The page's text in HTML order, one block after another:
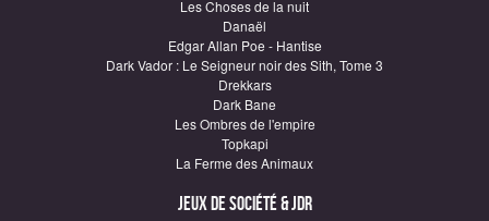
Les Choses de la nuit
Danaël
Edgar Allan Poe - Hantise
Dark Vador : Le Seigneur noir des Sith, Tome 3
Drekkars
Dark Bane
Les Ombres de l'empire
Topkapi
La Ferme des Animaux
Jeux de société & JDR